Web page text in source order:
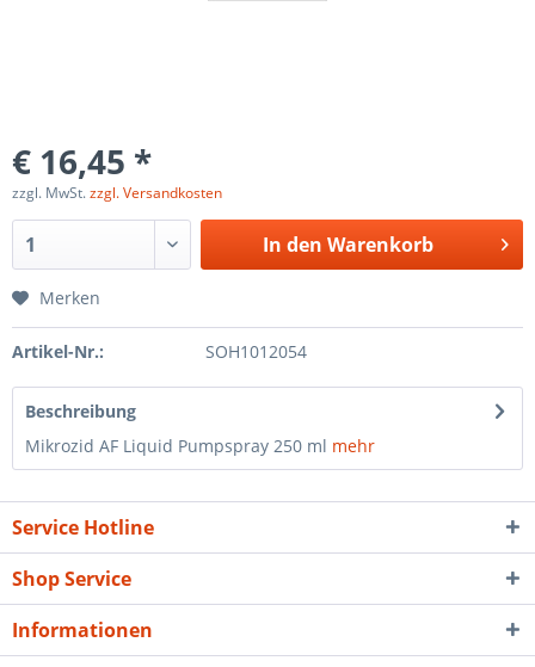
€ 16,45 *
zzgl. MwSt.zzgl. Versandkosten
In den Warenkorb
Merken
Artikel-Nr.: SOH1012054
Beschreibung
Mikrozid AF Liquid Pumpspray 250 ml mehr
Service Hotline
Shop Service
Informationen